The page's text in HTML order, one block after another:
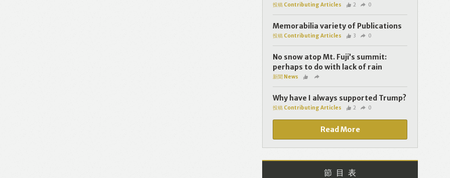
投稿 Contributing Articles 2 0
Memorabilia variety of Publications
投稿 Contributing Articles 3 0
No snow atop Mt. Fuji’s summit:
perhaps to do with lack of rain
新聞 News
Why have I always supported Trump?
投稿 Contributing Articles 2 0
Read More
節目表